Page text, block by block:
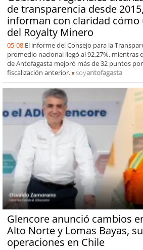
de transparencia desde
informan con claridad cómo
del Royalty Minero
05-08 El informe del Consejo para la
promedio nacional llegó al 92,27%, mientras
de Antofagasta mejoró más de 32 puntos
fiscalización anterior.
soyantofagasta
Glencore anunció cambios
Alto Norte y Lomas Bayas,
operaciones en Chile